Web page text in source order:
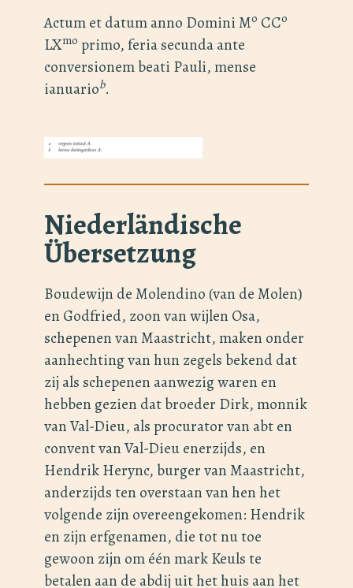
Actum et datum anno Domini Mo CCo
LXmo primo, feria secunda ante
conversionem beati Pauli, mense
ianuariob.
Niederländische
Übersetzung
Boudewijn de Molendino (van de Molen)
en Godfried, zoon van wijlen Osa,
schepenen van Maastricht, maken onder
aanhechting van hun zegels bekend dat
zij als schepenen aanwezig waren en
hebben gezien dat broeder Dirk, monnik
van Val-Dieu, als procurator van abt en
convent van Val-Dieu enerzijds, en
Hendrik Herync, burger van Maastricht,
anderzijds ten overstaan van hen het
volgende zijn overeengekomen: Hendrik
en zijn erfgenamen, die tot nu toe
gewoon zijn om één mark Keuls te
betalen aan de abdij uit het huis aan het